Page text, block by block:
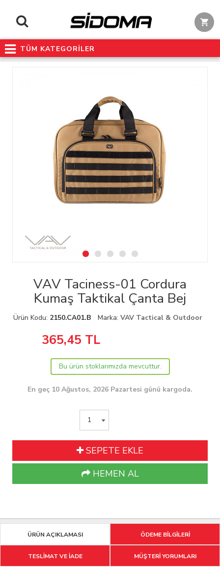
TÜM KATEGORİLER
VAV Taciness-01 Cordura
Kumaş Taktikal Çanta Bej
Ürün Kodu: 2150.CA01.B Marka: VAV Tactical & Outdoor
365,45 TL
Bu ürün stoklarımızda mevcuttur.
En geç 10 Ağustos, 2026 Pazartesi günü kargoda.
SEPETE EKLE
HEMEN AL
ÜRÜN AÇIKLAMASI ÖDEME BİLGİLERİ
TESLİMAT VE İADE MÜŞTERİ YORUMLARI